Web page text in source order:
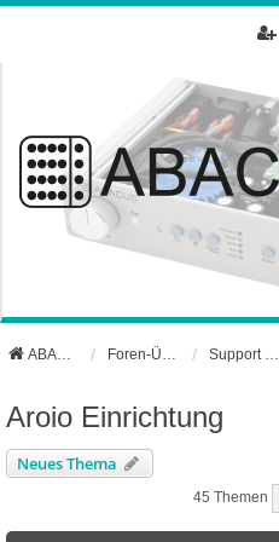
ABACUS Webseite
Aroio Einrichtung
Neues Thema
45 Themen